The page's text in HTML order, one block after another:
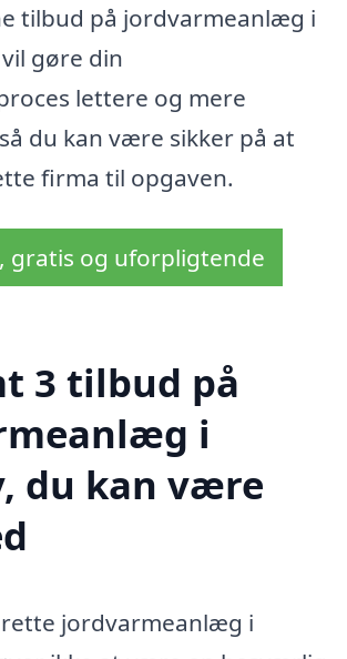
tilbud på jordvarmeanlæg i
gøre din
lettere og mere
du kan være sikker på at
firma til opgaven.
gratis og uforpligtende
3 tilbud på
i
du kan være
jordvarmeanlæg i